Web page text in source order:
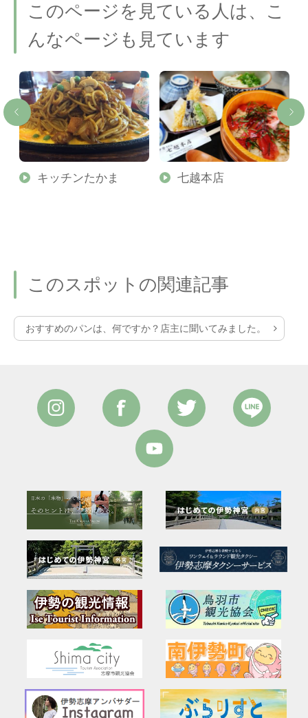
このページを見ている人は、こ
んなページも見ています
キッチンたかま 七越本店
このスポットの関連記事
おすすめのパンは、何ですか？店主に聞いてみました。